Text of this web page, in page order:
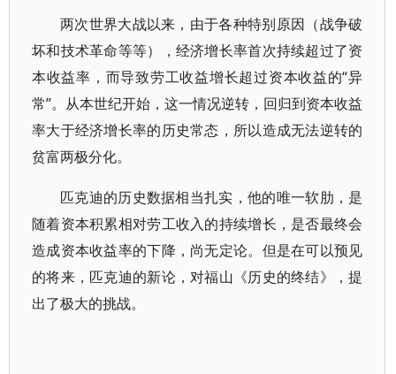
两次世界大战以来，由于各种特别原因（战争破
坏和技术革命等等），经济增长率首次持续超过了资
本收益率，而导致劳工收益增长超过资本收益的“异
常”。从本世纪开始，这一情况逆转，回归到资本收益
率大于经济增长率的历史常态，所以造成无法逆转的
贫富两极分化。
匹克迪的历史数据相当扎实，他的唯一软肋，是
随着资本积累相对劳工收入的持续增长，是否最终会
造成资本收益率的下降，尚无定论。但是在可以预见
的将来，匹克迪的新论，对福山《历史的终结》，提
出了极大的挑战。